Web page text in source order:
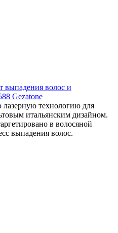
выпадения волос и
Gezatone
технологию для
итальянским дизайном.
в волосяной
выпадения волос.